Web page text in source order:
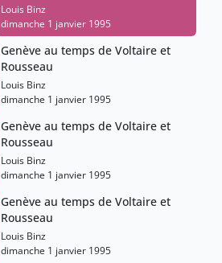
Louis Binz
dimanche 1 janvier 1995
Genève au temps de Voltaire et
Rousseau
Louis Binz
dimanche 1 janvier 1995
Genève au temps de Voltaire et
Rousseau
Louis Binz
dimanche 1 janvier 1995
Genève au temps de Voltaire et
Rousseau
Louis Binz
dimanche 1 janvier 1995